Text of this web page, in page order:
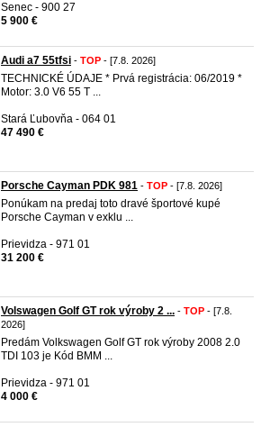
Senec - 900 27
5 900 €
Audi a7 55tfsi - TOP - [7.8. 2026]
TECHNICKÉ ÚDAJE * Prvá registrácia: 06/2019 *
Motor: 3.0 V6 55 T ...
Stará Ľubovňa - 064 01
47 490 €
Porsche Cayman PDK 981 - TOP - [7.8. 2026]
Ponúkam na predaj toto dravé športové kupé
Porsche Cayman v exklu ...
Prievidza - 971 01
31 200 €
Volswagen Golf GT rok výroby 2 ... - TOP - [7.8.
2026]
Predám Volkswagen Golf GT rok výroby 2008 2.0
TDI 103 je Kód BMM ...
Prievidza - 971 01
4 000 €